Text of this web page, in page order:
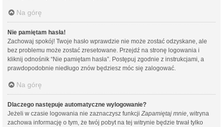
Na górę
Nie pamiętam hasła!
Zachowaj spokój! Twoje hasło wprawdzie nie może zostać odzyskane, ale
bez problemu może zostać zresetowane. Przejdź na stronę logowania i
kliknij odnośnik “Nie pamiętam hasła”. Postępuj zgodnie z instrukcjami, a
prawdopodobnie niedługo znów będziesz móc się zalogować.
Na górę
Dlaczego następuje automatyczne wylogowanie?
Jeżeli w czasie logowania nie zaznaczysz funkcji Zapamiętaj mnie , witryna
zachowa informację o tym, że twój pobyt na tej witrynie będzie trwał tylko